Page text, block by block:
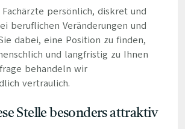
persönlich, diskret und
beruflichen Veränderungen und
dabei, eine Position zu finden,
und langfristig zu Ihnen
behandeln wir
vertraulich.
Stelle besonders attraktiv